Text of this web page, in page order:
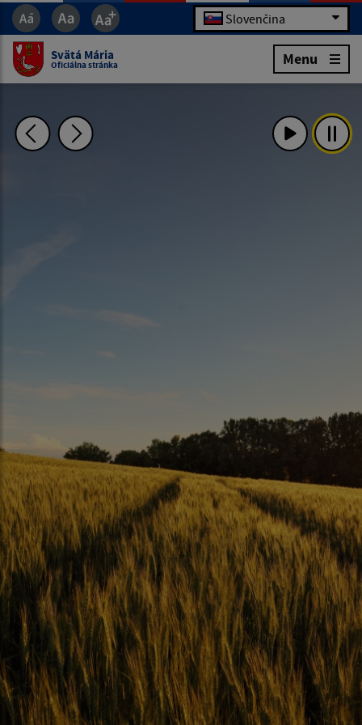
Slovenčina
Svätá Mária
Oficiálna stránka Menu